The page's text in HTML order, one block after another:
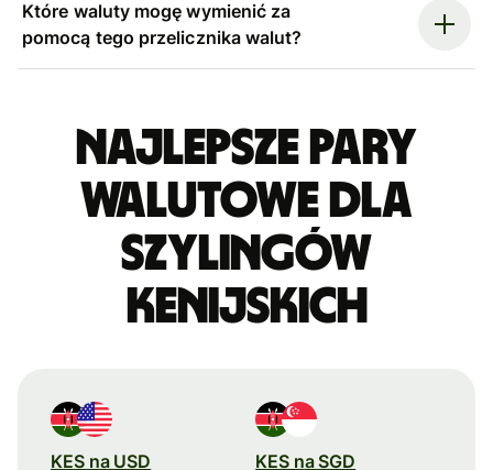
Które waluty mogę wymienić za
pomocą tego przelicznika walut?
Najlepsze pary
walutowe dla
szylingów
kenijskich
KES na USD KES na SGD